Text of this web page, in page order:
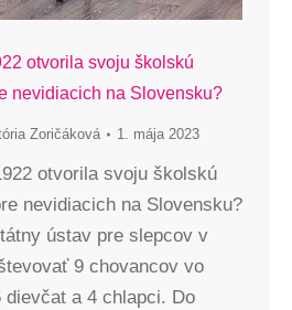
otvorila svoju školskú
nevidiacich na Slovensku?
Zoričáková 1. mája 2023
otvorila svoju školskú
nevidiacich na Slovensku?
ústav pre slepcov v
9 chovancov vo
a 4 chlapci. Do